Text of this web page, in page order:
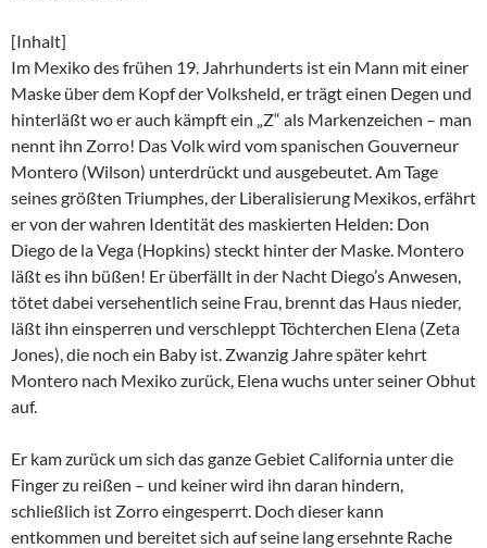
[Inhalt]
Im Mexiko des frühen 19. Jahrhunderts ist ein Mann mit einer
Maske über dem Kopf der Volksheld, er trägt einen Degen und
hinterläßt wo er auch kämpft ein „Z“ als Markenzeichen – man
nennt ihn Zorro! Das Volk wird vom spanischen Gouverneur
Montero (Wilson) unterdrückt und ausgebeutet. Am Tage
seines größten Triumphes, der Liberalisierung Mexikos, erfährt
er von der wahren Identität des maskierten Helden: Don
Diego de la Vega (Hopkins) steckt hinter der Maske. Montero
läßt es ihn büßen! Er überfällt in der Nacht Diego’s Anwesen,
tötet dabei versehentlich seine Frau, brennt das Haus nieder,
läßt ihn einsperren und verschleppt Töchterchen Elena (Zeta
Jones), die noch ein Baby ist. Zwanzig Jahre später kehrt
Montero nach Mexiko zurück, Elena wuchs unter seiner Obhut
auf.
Er kam zurück um sich das ganze Gebiet California unter die
Finger zu reißen – und keiner wird ihn daran hindern,
schließlich ist Zorro eingesperrt. Doch dieser kann
entkommen und bereitet sich auf seine lang ersehnte Rache